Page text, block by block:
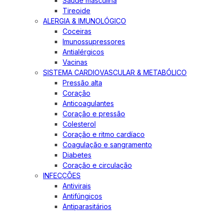
Tireoide
ALERGIA & IMUNOLÓGICO
Coceiras
Imunossupressores
Antialérgicos
Vacinas
SISTEMA CARDIOVASCULAR & METABÓLICO
Pressão alta
Coração
Anticoagulantes
Coração e pressão
Colesterol
Coração e ritmo cardíaco
Coagulação e sangramento
Diabetes
Coração e circulação
INFECÇÕES
Antivirais
Antifúngicos
Antiparasitários